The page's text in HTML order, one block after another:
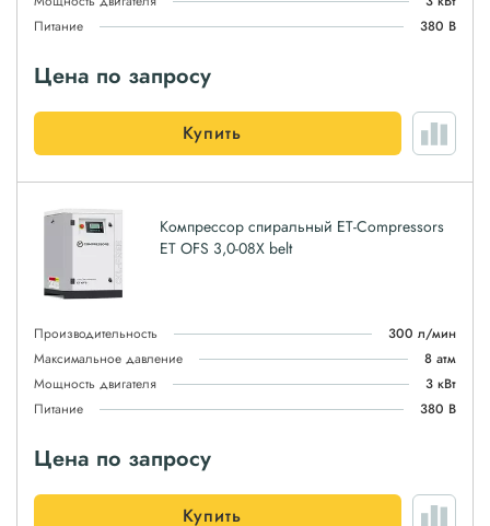
Питание
380 В
Цена по запросу
Купить
Компрессор спиральный ET-Compressors
ET OFS 3,0-08X belt
Производительность
300 л/мин
Максимальное давление
8 атм
Мощность двигателя
3 кВт
Питание
380 В
Цена по запросу
Купить